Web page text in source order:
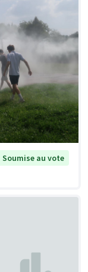
Soumise au vote